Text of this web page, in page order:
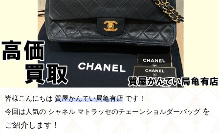
皆様こんにちは 質屋かんてい局亀有店 です！
今回は人気の シャネル マトラッセのチェーンショルダーバッグ を
ご紹介します！